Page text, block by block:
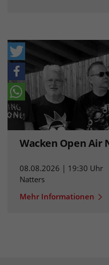
Wacken Open Air
08.08.2026 | 19:30 Uhr
Natters
Mehr Informationen